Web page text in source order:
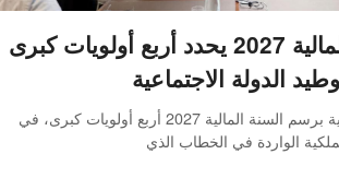
مشروع قانون المالية 2027 يحدد أربع أولويات كبرى
الدولة الاجتماعية
حدد مشروع قانون المالية برسم السنة المالية 2027 أربع أولويات كبرى، في
الواردة في الخطاب الذي